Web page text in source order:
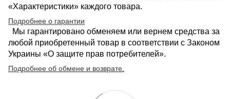
«Характеристики» каждого товара.
Подробнее о гарантии
Мы гарантировано обменяем или вернем средства за
любой приобретенный товар в соответствии с Законом
Украины «О защите прав потребителей».
Подробнее об обмене и возврате